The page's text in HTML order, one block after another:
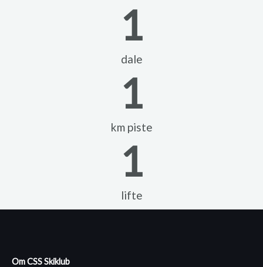
1
dale
1
km piste
1
lifte
Om CSS Skiklub